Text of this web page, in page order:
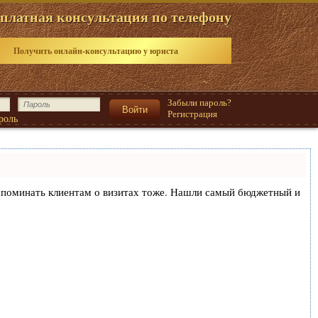
консультация по телефону
Получить онлайн-консультацию у юриста
Забыли пароль?
Регистрация
клиентам о визитах тоже. Нашли самый бюджетный и